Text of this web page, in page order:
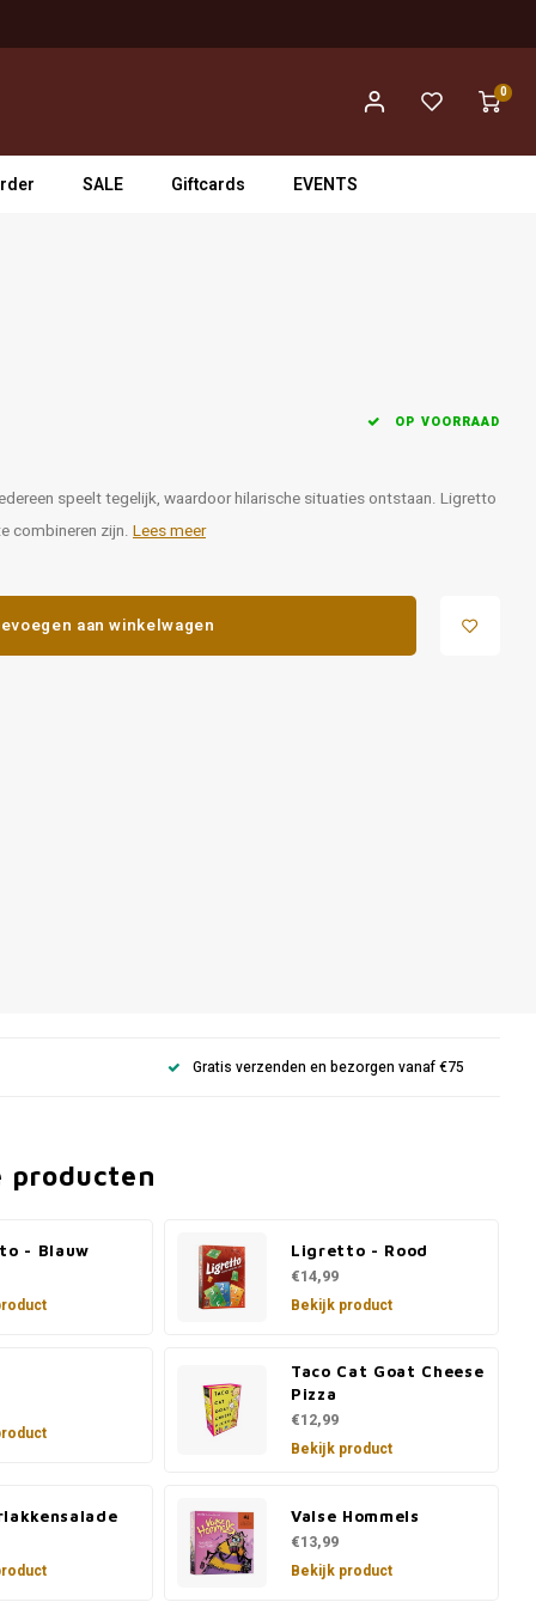
0
SALE Giftcards EVENTS
OP VOORRAAD
speelt tegelijk, waardoor hilarische situaties ontstaan. Ligretto
combineren zijn. Lees meer
aan winkelwagen
Gratis verzenden en bezorgen vanaf €75
producten
- Blauw Ligretto - Rood
€14,99
Bekijk product
Taco Cat Goat Cheese
Pizza
€12,99
Bekijk product
Valse Hommels
€13,99
Bekijk product